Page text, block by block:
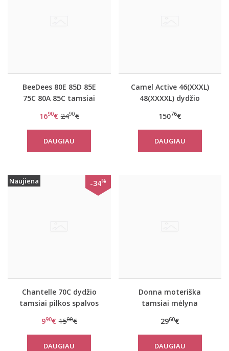
BeeDees 80E 85D 85E
75C 80A 85C tamsiai
BeeSweet IA 8170 WHP
1690€ 2490€
DAUGIAU
Camel Active 46(XXXL)
48(XXXXL) dydžio
spalvos moteriškas
paltas 310760
15076€
DAUGIAU
Naujiena -34%
Chantelle 70C dydžio
tamsiai pilkos spalvos
C22050-0GW
990€ 1500€
DAUGIAU
Donna moteriška
tamsiai mėlyna
dviejų dalių viskozinė
pižama Lena
2960€
DAUGIAU